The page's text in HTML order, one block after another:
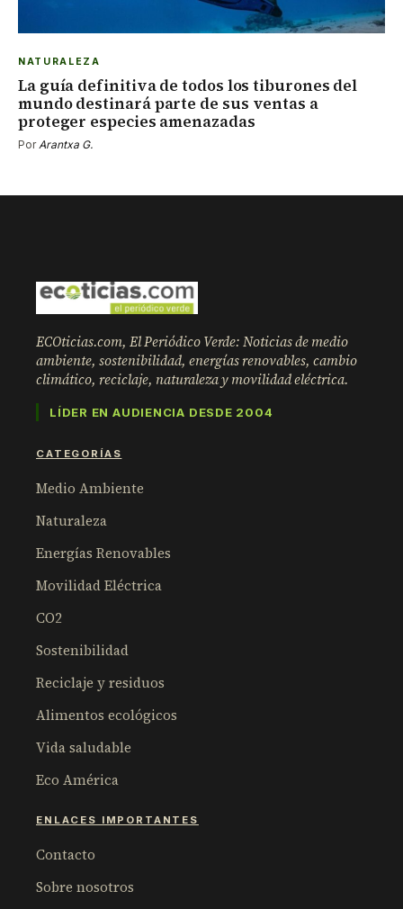
NATURALEZA
La guía definitiva de todos los tiburones del
mundo destinará parte de sus ventas a
proteger especies amenazadas
PorArantxa G.
ECOticias.com, El Periódico Verde: Noticias de medio
ambiente, sostenibilidad, energías renovables, cambio
climático, reciclaje, naturaleza y movilidad eléctrica.
LÍDER EN AUDIENCIA DESDE 2004
CATEGORÍAS
Medio Ambiente
Naturaleza
Energías Renovables
Movilidad Eléctrica
CO2
Sostenibilidad
Reciclaje y residuos
Alimentos ecológicos
Vida saludable
Eco América
ENLACES IMPORTANTES
Contacto
Sobre nosotros